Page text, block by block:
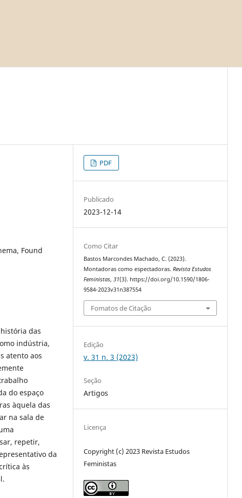
Found
das
indústria,
atento aos
do espaço
àquela das
na sala de
repetir,
da
às
PDF
Publicado
2023-12-14
Como Citar
Bastos Marcondes Machado, C. (2023).
Montadoras como espectadoras.Revista Estudos
Feministas,31(3). https://doi.org/10.1590/1806-
9584-2023v31n387554
Fomatos de Citação
Edição
v. 31 n. 3 (2023)
Seção
Artigos
Licença
Copyright (c) 2023 Revista Estudos
Feministas